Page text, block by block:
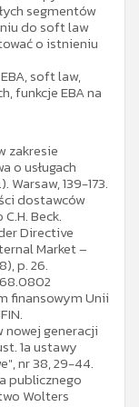
segmentów
do soft law
o istnieniu
soft law,
funkcje EBA na
zakresie
o usługach
Warsaw, 139-173.
dostawców
Beck.
Directive
Market –
p. 26.
finansowym Unii
nowej generacji
1a ustawy
nr 38, 29-44.
publicznego
Wolters